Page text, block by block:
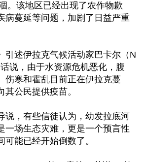
。该地区已经出现了农作物歉
病蔓延等问题，加剧了日益严重
引述伊拉克气候活动家巴卡尔（N
说，由于水资源危机恶化，腹
伤寒和霍乱目前正在伊拉克蔓
其公民提供疫苗。
说，有些信徒认为，幼发拉底河
一场生态灾难，更是一个预言性
可能已经开始倒数了。